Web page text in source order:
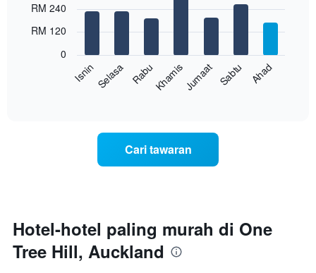
memaparkan
bulan.
Carta
mempunyai
chart
mempunyai
1
paksi
X
graphic.
IsninSelasa RabuKhamisJumaat Sabtu Ahad
0
RM 120
RM 240
Cari tawaran
Hotel-hotel paling murah di One
Tree Hill, Auckland